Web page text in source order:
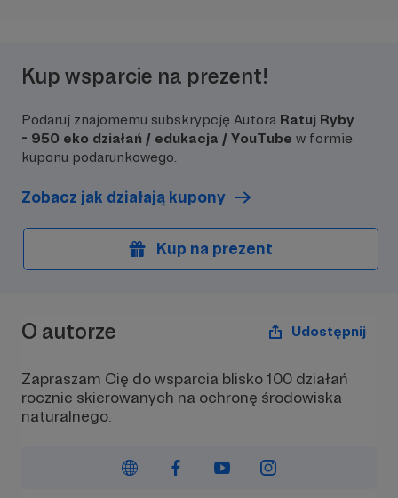
pensji, a wykorzystuję do wniosków
o dofinansowanie ekologicznych
Zapraszam Cię do grupy fejsbukowej
tylko dla Patronów - Ratuj Ryby
Patroni - https://tiny.pl/4dwzk0cf
otrzymywać aż 17
Bądź czujna /
Kup wsparcie na prezent!
Podaruj znajomemu subskrypcję Autora Ratuj Ryby
- 950 eko działań / edukacja / YouTube w formie
kuponu podarunkowego.
Zobacz jak działają kupony
Kup na prezent
O autorze Udostępnij
Zapraszam Cię do wsparcia blisko 100 działań
rocznie skierowanych na ochronę środowiska
naturalnego.